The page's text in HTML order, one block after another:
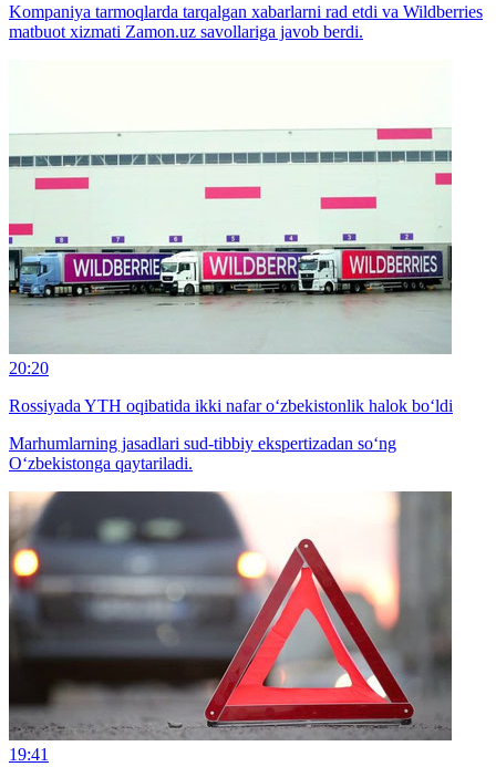
Kompaniya tarmoqlarda tarqalgan xabarlarni rad etdi va Wildberries
matbuot xizmati Zamon.uz savollariga javob berdi.
20:20
Rossiyada YTH oqibatida ikki nafar o‘zbekistonlik halok bo‘ldi
Marhumlarning jasadlari sud-tibbiy ekspertizadan so‘ng
O‘zbekistonga qaytariladi.
19:41